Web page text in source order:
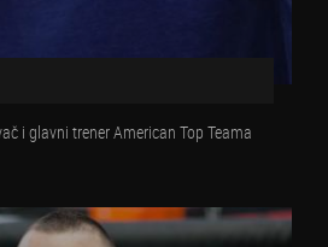
i glavni trener American Top Teama